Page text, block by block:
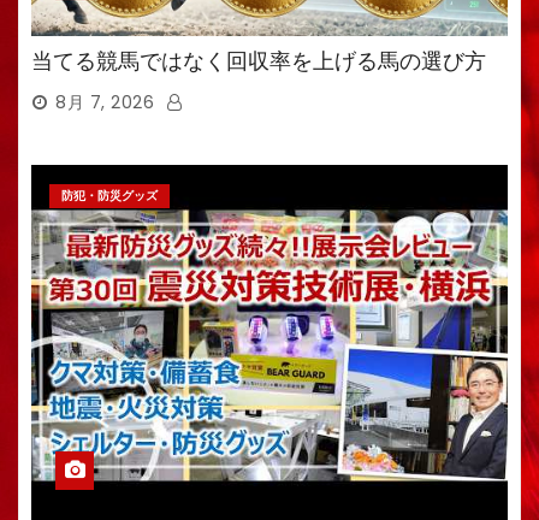
当てる競馬ではなく回収率を上げる馬の選び方
8月 7, 2026
防犯・防災グッズ